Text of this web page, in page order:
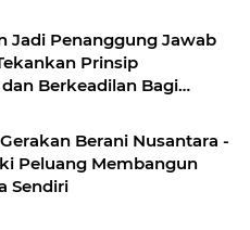
Jadi Penanggung Jawab
Prinsip
Berkeadilan Bagi
Berani Nusantara -
Peluang Membangun
Sendiri